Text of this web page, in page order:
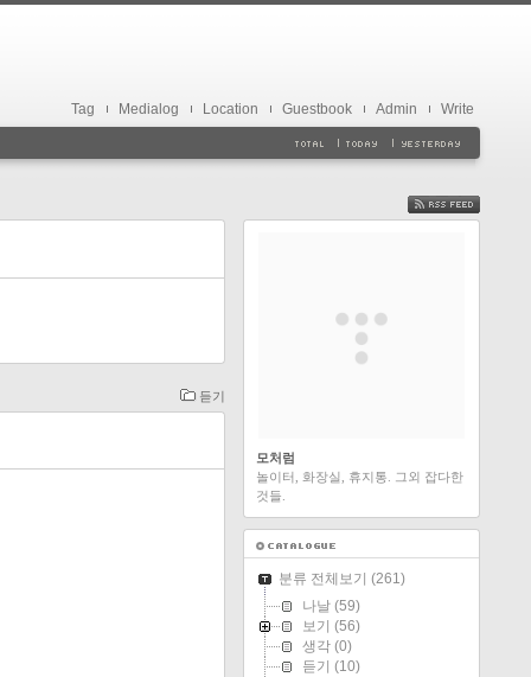
Tag Medialog Location Guestbook Admin Write
듣기
FEED
모처럼
놀이터, 화장실, 휴지통. 그외 잡다한
것들.
분류 전체보기 (261)
나날(59)
보기 (56)
생각(0)
듣기 (10)